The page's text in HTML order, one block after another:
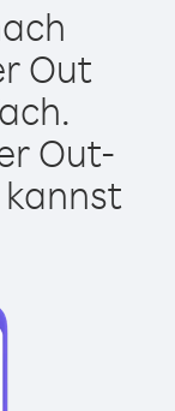
Out
Out-